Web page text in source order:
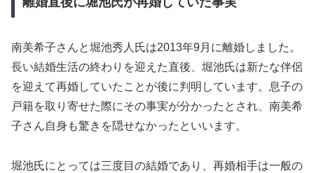
南美希子さんと堀池秀人氏は2013年9月に離婚しました。
長い結婚生活の終わりを迎えた直後、堀池氏は新たな伴侶
を迎えて再婚していたことが後に判明しています。息子の
戸籍を取り寄せた際にその事実が分かったとされ、南美希
子さん自身も驚きを隠せなかったといいます。
堀池氏にとっては三度目の結婚であり、再婚相手は一般の